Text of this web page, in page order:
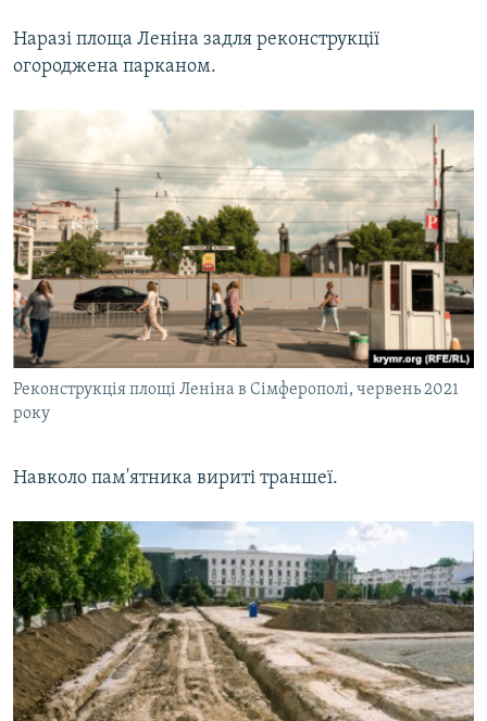
Наразі площа Леніна задля реконструкції
огороджена парканом.
Реконструкція площі Леніна в Сімферополі, червень 2021
року
Навколо пам'ятника вириті траншеї.